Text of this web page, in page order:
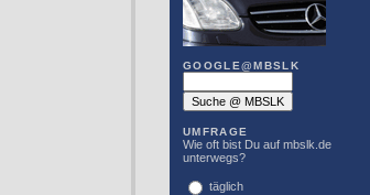
GOOGLE@MBSLK
UMFRAGE
Wie oft bist Du auf mbslk.de
unterwegs?
täglich